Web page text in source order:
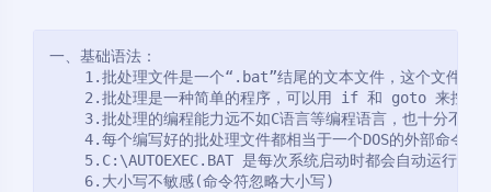
一、基础语法：
1.批处理文件是一个“.bat”结尾的文本文件，这个文件的
2.批处理是一种简单的程序，可以用 if 和 goto 来控制
3.批处理的编程能力远不如C语言等编程语言，也十分不规
4.每个编写好的批处理文件都相当于一个DOS的外部命令
5.C:\AUTOEXEC.BAT 是每次系统启动时都会自动运行的，
    6.大小写不敏感(命令符忽略大小写)